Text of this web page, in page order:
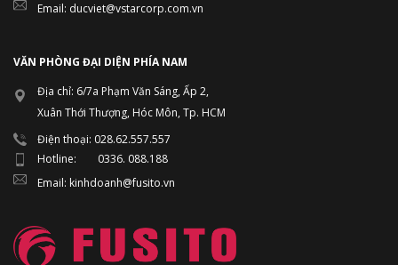
Email: ducviet@vstarcorp.com.vn
VĂN PHÒNG ĐẠI DIỆN PHÍA NAM
Địa chỉ: 6/7a Phạm Văn Sáng, Ấp 2,
Xuân Thới Thượng, Hóc Môn, Tp. HCM
Điện thoại: 028.62.557.557
Hotline: 0336. 088.188
Email: kinhdoanh@fusito.vn